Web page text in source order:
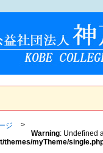
ジ
Warning: Undefined
themes/myTheme/